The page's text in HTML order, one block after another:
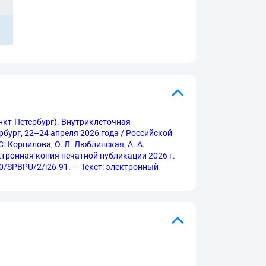
Петербург). Внутриклеточная
22–24 апреля 2026 года / Российской
Корнилова, О. Л. Люблинская, А. А.
копия печатной публикации 2026 г.
SPBPU/2/i26-91. — Текст: электронный